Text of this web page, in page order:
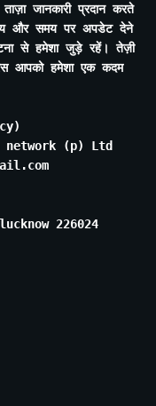
जानकारी प्रदान करते
और समय पर अपडेट देने
से हमेशा जुड़े रहें। तेज़ी
आपको हमेशा एक कदम
(p) Ltd
226024